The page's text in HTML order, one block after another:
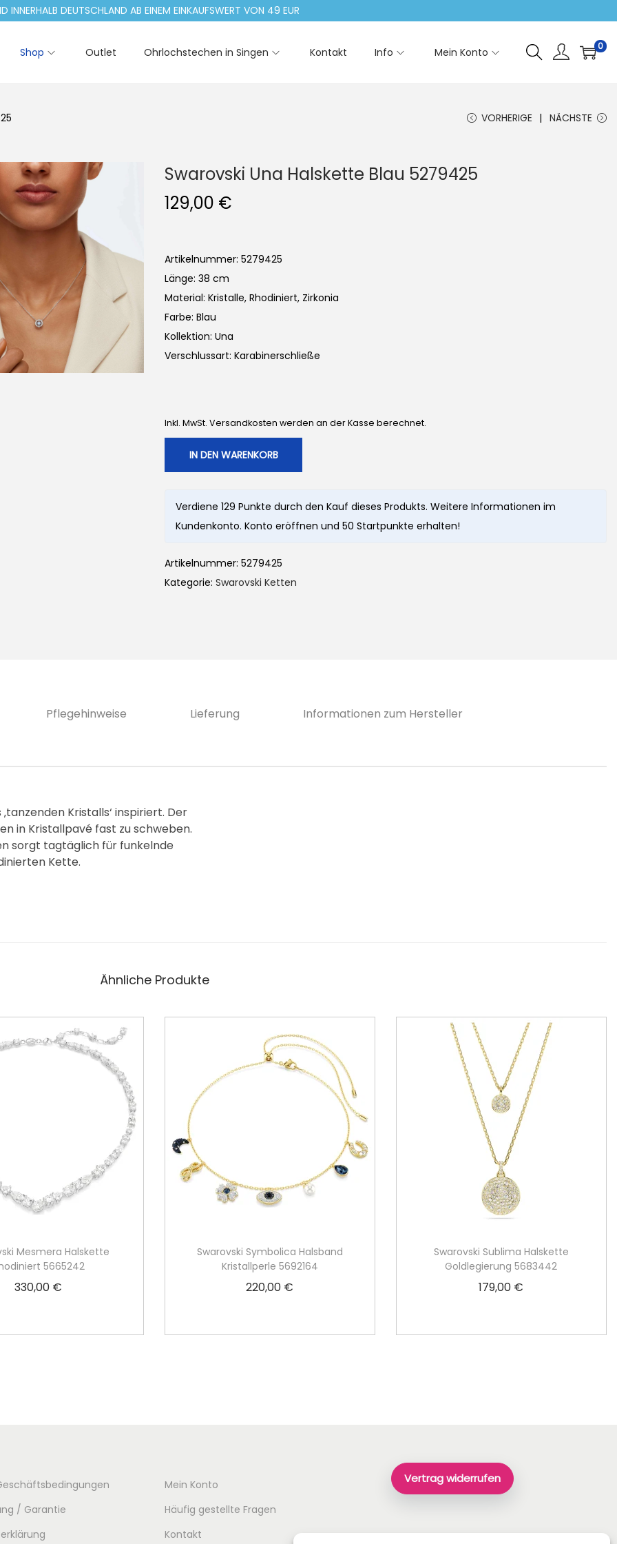
DEUTSCHLAND AB EINEM EINKAUFSWERT VON 49 EUR
Shop Outlet Ohrlochstechen in Singen Kontakt Info Mein Konto 0
VORHERIGE NÄCHSTE
Swarovski Una Halskette Blau 5279425
129,00 €
Artikelnummer: 5279425
Länge: 38 cm
Material: Kristalle, Rhodiniert, Zirkonia
Farbe: Blau
Kollektion: Una
Verschlussart: Karabinerschließe
Inkl. MwSt. Versandkosten werden an der Kasse berechnet.
IN DEN WARENKORB
Verdiene 129 Punkte durch den Kauf dieses Produkts. Weitere Informationen im
Kundenkonto. Konto eröffnen und 50 Startpunkte erhalten!
Artikelnummer: 5279425
Kategorie: Swarovski Ketten
Pflegehinweise Lieferung Informationen zum Hersteller
Kristalls‘ inspiriert. Der
in Kristallpavé fast zu schweben.
sorgt tagtäglich für funkelnde
Kette.
Ähnliche Produkte
Mesmera Halskette
5665242
330,00 €
Swarovski Symbolica Halsband
Kristallperle 5692164
220,00 €
Swarovski Sublima Halskette
Goldlegierung 5683442
179,00 €
/ Garantie
Mein Konto
Häufig gestellte Fragen
Kontakt
Vertrag widerrufen